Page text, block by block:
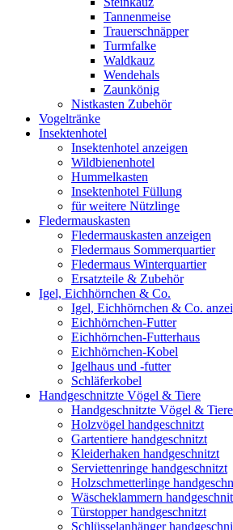
Tannenmeise
Trauerschnäpper
Turmfalke
Waldkauz
Wendehals
Zaunkönig
Nistkasten Zubehör
Vogeltränke
Insektenhotel
Insektenhotel anzeigen
Wildbienenhotel
Hummelkasten
Insektenhotel Füllung
für weitere Nützlinge
Fledermauskasten
Fledermauskasten anzeigen
Fledermaus Sommerquartier
Fledermaus Winterquartier
Ersatzteile & Zubehör
Igel, Eichhörnchen & Co.
Igel, Eichhörnchen & Co.
Eichhörnchen-Futter
Eichhörnchen-Futterhaus
Eichhörnchen-Kobel
Igelhaus und -futter
Schläferkobel
Handgeschnitzte Vögel & Tiere
Handgeschnitzte Vögel &
Holzvögel handgeschnitzt
Gartentiere handgeschnitzt
Kleiderhaken handgeschnitzt
Serviettenringe handgeschnitzt
Holzschmetterlinge
Wäscheklammern
Türstopper handgeschnitzt
Schlüsselanhänger